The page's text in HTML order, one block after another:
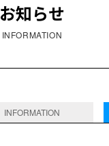
お知らせ
INFORMATION
INFORMATION